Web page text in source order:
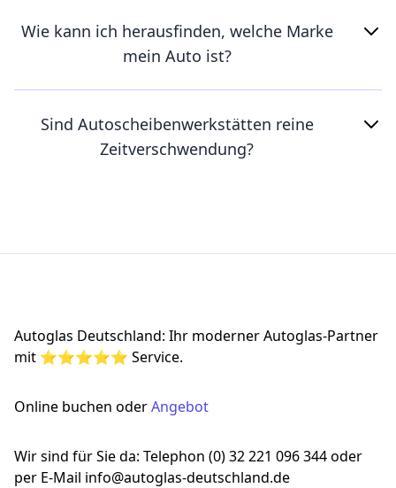
Wie kann ich herausfinden, welche Marke
mein Auto ist?
Sind Autoscheibenwerkstätten reine
Zeitverschwendung?
Autoglas Deutschland: Ihr moderner Autoglas-Partner
mit ⭐⭐⭐⭐⭐ Service.
Online buchen oderAngebot
Wir sind für Sie da: Telephon (0) 32 221 096 344 oder
per E-Mail info@autoglas-deutschland.de